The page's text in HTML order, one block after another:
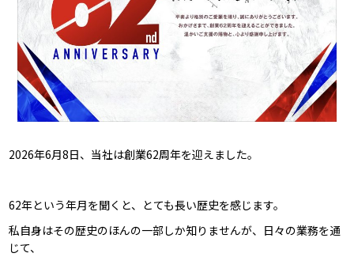
2026年6月8日、当社は創業62周年を迎えました。
62年という年月を聞くと、とても長い歴史を感じます。
私自身はその歴史のほんの一部しか知りませんが、日々の業務を通
じて、